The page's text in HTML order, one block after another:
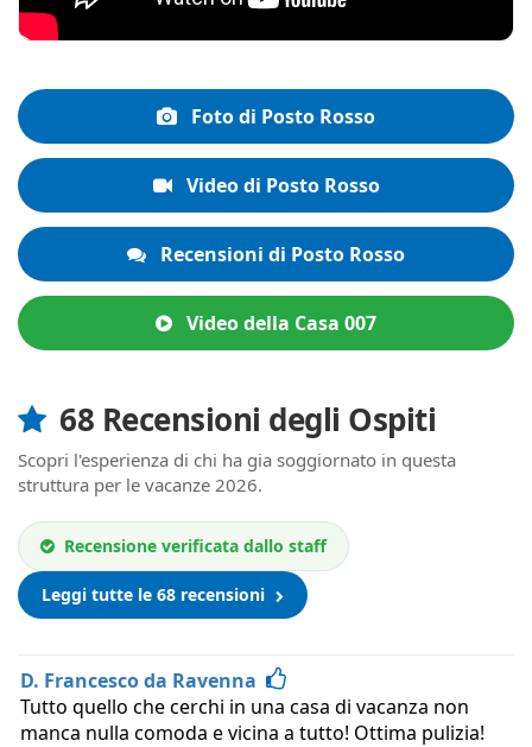
Foto di Posto Rosso
Video di Posto Rosso
Recensioni di Posto Rosso
Video della Casa 007
68 Recensioni degli Ospiti
Scopri l'esperienza di chi ha gia soggiornato in questa
struttura per le vacanze 2026.
Recensione verificata dallo staff
Leggi tutte le 68 recensioni
D. Francesco da Ravenna
Tutto quello che cerchi in una casa di vacanza non
manca nulla comoda e vicina a tutto! Ottima pulizia!